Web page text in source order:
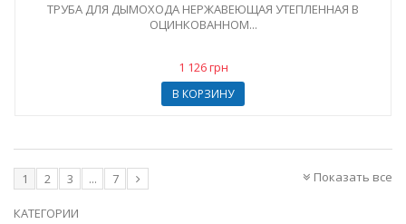
ТРУБА ДЛЯ ДЫМОХОДА НЕРЖАВЕЮЩАЯ УТЕПЛЕННАЯ В
ОЦИНКОВАННОМ...
1 126 грн
В КОРЗИНУ
Показать все
1 2 3 ... 7
КАТЕГОРИИ